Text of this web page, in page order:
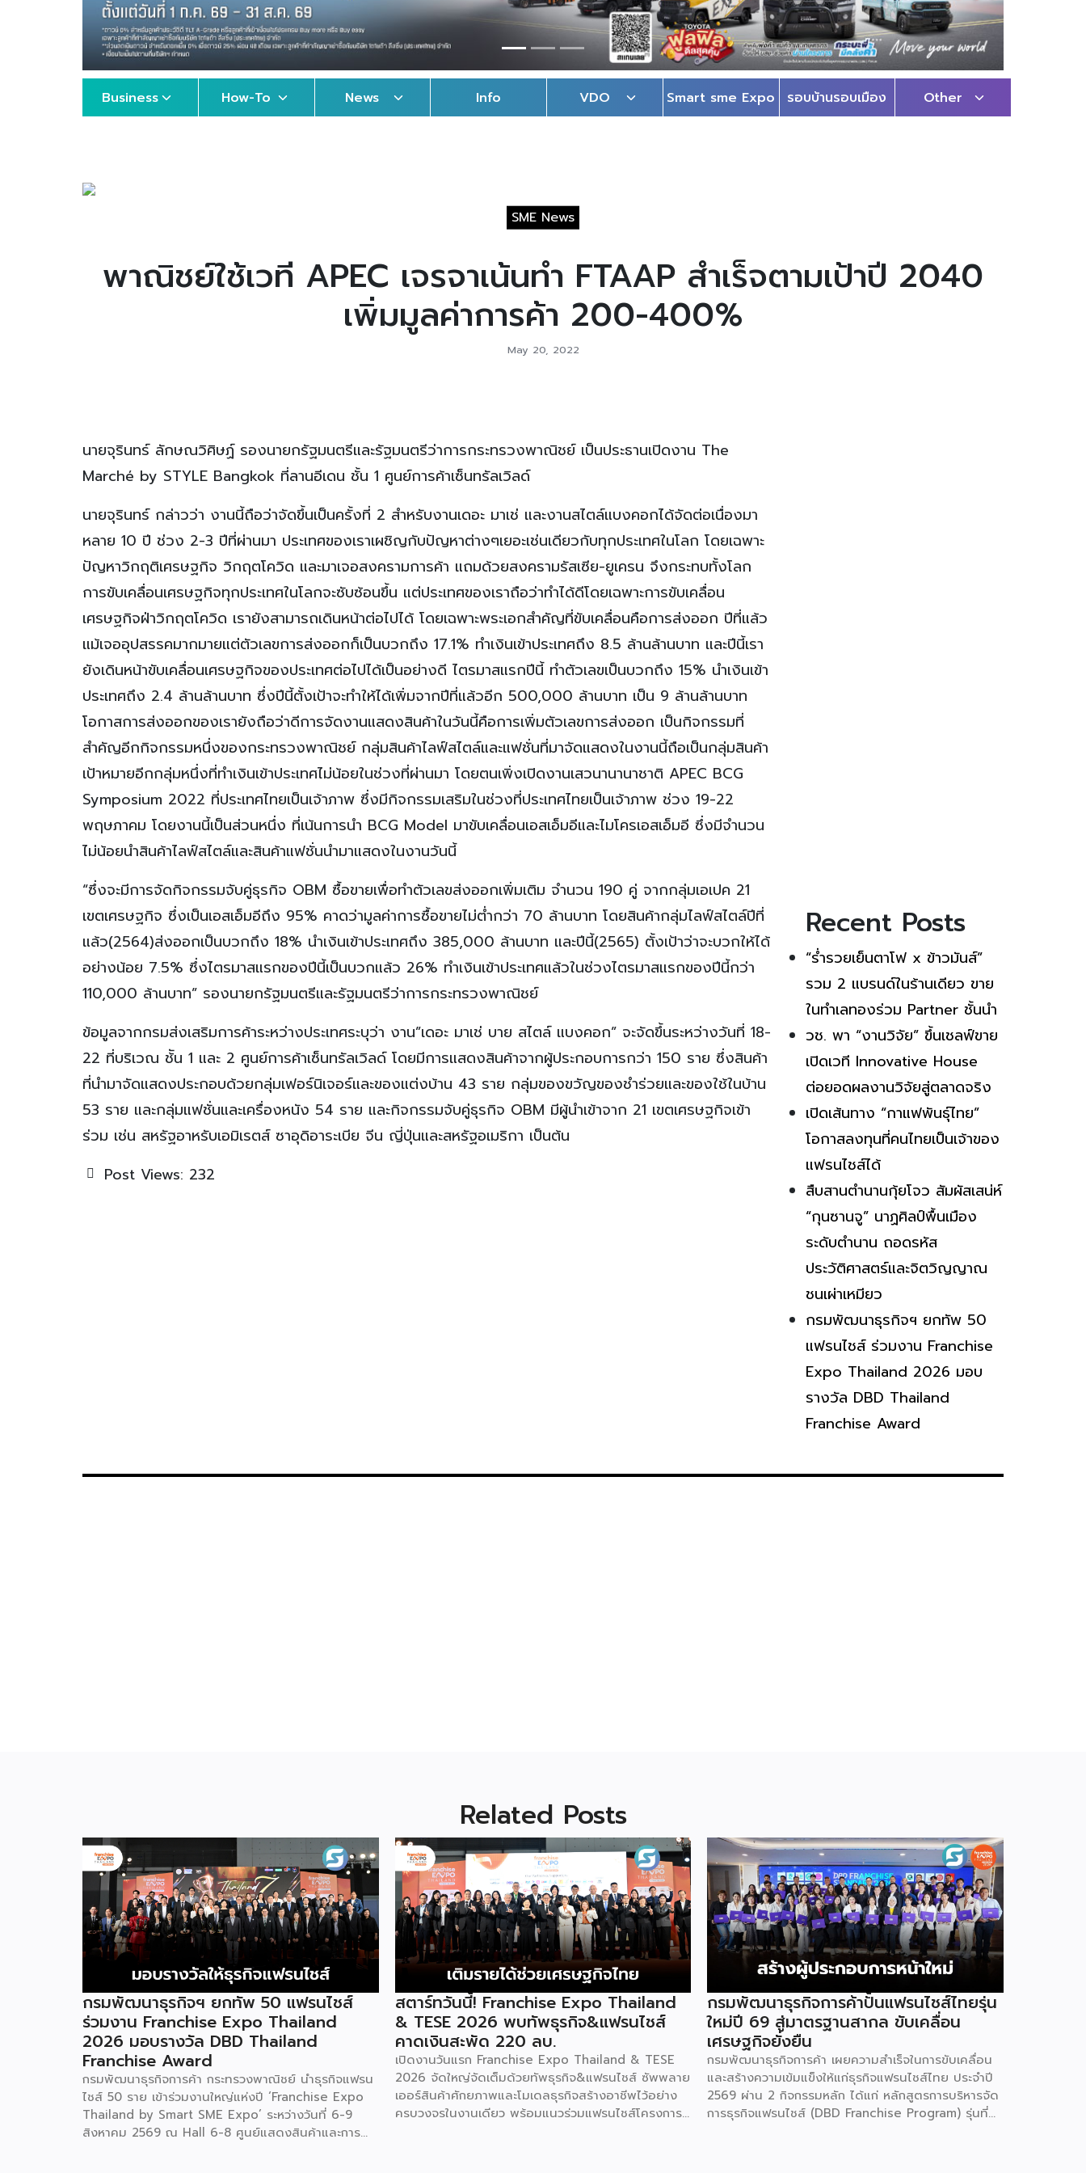
Business How-To News Info VDO Smart sme Expo รอบบ้านรอบเมือง Other
SME News
พาณิชย์ใช้เวที APEC เจรจาเน้นทำ FTAAP สำเร็จตามเป้าปี 2040
เพิ่มมูลค่าการค้า 200-400%
May 20, 2022
นายจุรินทร์ ลักษณวิศิษฏ์ รองนายกรัฐมนตรีและรัฐมนตรีว่าการกระทรวงพาณิชย์ เป็นประธานเปิดงาน The
Marché by STYLE Bangkok ที่ลานอีเดน ชั้น 1 ศูนย์การค้าเซ็นทรัลเวิลด์
นายจุรินทร์ กล่าวว่า งานนี้ถือว่าจัดขึ้นเป็นครั้งที่ 2 สำหรับงานเดอะ มาเช่ และงานสไตล์แบงคอกได้จัดต่อเนื่องมา
หลาย 10 ปี ช่วง 2-3 ปีที่ผ่านมา ประเทศของเราเผชิญกับปัญหาต่างๆเยอะเช่นเดียวกับทุกประเทศในโลก โดยเฉพาะ
ปัญหาวิกฤติเศรษฐกิจ วิกฤตโควิด และมาเจอสงครามการค้า แถมด้วยสงครามรัสเซีย-ยูเครน จึงกระทบทั้งโลก
การขับเคลื่อนเศรษฐกิจทุกประเทศในโลกจะซับซ้อนขึ้น แต่ประเทศของเราถือว่าทำได้ดีโดยเฉพาะการขับเคลื่อน
เศรษฐกิจฝ่าวิกฤตโควิด เรายังสามารถเดินหน้าต่อไปได้ โดยเฉพาะพระเอกสำคัญที่ขับเคลื่อนคือการส่งออก ปีที่แล้ว
แม้เจออุปสรรคมากมายแต่ตัวเลขการส่งออกก็เป็นบวกถึง 17.1% ทำเงินเข้าประเทศถึง 8.5 ล้านล้านบาท และปีนี้เรา
ยังเดินหน้าขับเคลื่อนเศรษฐกิจของประเทศต่อไปได้เป็นอย่างดี ไตรมาสแรกปีนี้ ทำตัวเลขเป็นบวกถึง 15% นำเงินเข้า
ประเทศถึง 2.4 ล้านล้านบาท ซึ่งปีนี้ตั้งเป้าจะทำให้ได้เพิ่มจากปีที่แล้วอีก 500,000 ล้านบาท เป็น 9 ล้านล้านบาท
โอกาสการส่งออกของเรายังถือว่าดีการจัดงานแสดงสินค้าในวันนี้คือการเพิ่มตัวเลขการส่งออก เป็นกิจกรรมที่
สำคัญอีกกิจกรรมหนึ่งของกระทรวงพาณิชย์ กลุ่มสินค้าไลฟ์สไตล์และแฟชั่นที่มาจัดแสดงในงานนี้ถือเป็นกลุ่มสินค้า
เป้าหมายอีกกลุ่มหนึ่งที่ทำเงินเข้าประเทศไม่น้อยในช่วงที่ผ่านมา โดยตนเพิ่งเปิดงานเสวนานานาชาติ APEC BCG
Symposium 2022 ที่ประเทศไทยเป็นเจ้าภาพ ซึ่งมีกิจกรรมเสริมในช่วงที่ประเทศไทยเป็นเจ้าภาพ ช่วง 19-22
พฤษภาคม โดยงานนี้เป็นส่วนหนึ่ง ที่เน้นการนำ BCG Model มาขับเคลื่อนเอสเอ็มอีและไมโครเอสเอ็มอี ซึ่งมีจำนวน
ไม่น้อยนำสินค้าไลฟ์สไตล์และสินค้าแฟชั่นนำมาแสดงในงานวันนี้
“ซึ่งจะมีการจัดกิจกรรมจับคู่ธุรกิจ OBM ซื้อขายเพื่อทำตัวเลขส่งออกเพิ่มเติม จำนวน 190 คู่ จากกลุ่มเอเปค 21
เขตเศรษฐกิจ ซึ่งเป็นเอสเอ็มอีถึง 95% คาดว่ามูลค่าการซื้อขายไม่ต่ำกว่า 70 ล้านบาท โดยสินค้ากลุ่มไลฟ์สไตล์ปีที่
แล้ว(2564)ส่งออกเป็นบวกถึง 18% นำเงินเข้าประเทศถึง 385,000 ล้านบาท และปีนี้(2565) ตั้งเป้าว่าจะบวกให้ได้
อย่างน้อย 7.5% ซึ่งไตรมาสแรกของปีนี้เป็นบวกแล้ว 26% ทำเงินเข้าประเทศแล้วในช่วงไตรมาสแรกของปีนี้กว่า
110,000 ล้านบาท” รองนายกรัฐมนตรีและรัฐมนตรีว่าการกระทรวงพาณิชย์
ข้อมูลจากกรมส่งเสริมการค้าระหว่างประเทศระบุว่า งาน”เดอะ มาเช่ บาย สไตล์ แบงคอก” จะจัดขึ้นระหว่างวันที่ 18-
22 ที่บริเวณ ช้ัน 1 และ 2 ศูนย์การค้าเซ็นทรัลเวิลด์ โดยมีการแสดงสินค้าจากผู้ประกอบการกว่า 150 ราย ซึ่งสินค้า
ที่นำมาจัดแสดงประกอบด้วยกลุ่มเฟอร์นิเจอร์และของแต่งบ้าน 43 ราย กลุ่มของขวัญของชำร่วยและของใช้ในบ้าน
53 ราย และกลุ่มแฟชั่นและเครื่องหนัง 54 ราย และกิจกรรมจับคู่ธุรกิจ OBM มีผู้นำเข้าจาก 21 เขตเศรษฐกิจเข้า
ร่วม เช่น สหรัฐอาหรับเอมิเรตส์ ซาอุดิอาระเบีย จีน ญี่ปุ่นและสหรัฐอเมริกา เป็นต้น
Post Views: 232
Recent Posts
“ร่ำรวยเย็นตาโฟ x ข้าวมันส์”
รวม 2 แบรนด์ในร้านเดียว ขาย
ในทำเลทองร่วม Partner ชั้นนำ
วช. พา “งานวิจัย” ขึ้นเชลฟ์ขาย
เปิดเวที Innovative House
ต่อยอดผลงานวิจัยสู่ตลาดจริง
เปิดเส้นทาง “กาแฟพันธุ์ไทย”
โอกาสลงทุนที่คนไทยเป็นเจ้าของ
แฟรนไชส์ได้
สืบสานตำนานกุ้ยโจว สัมผัสเสน่ห์
“กุนซานจู” นาฏศิลป์พื้นเมือง
ระดับตำนาน ถอดรหัส
ประวัติศาสตร์และจิตวิญญาณ
ชนเผ่าเหมียว
กรมพัฒนาธุรกิจฯ ยกทัพ 50
แฟรนไชส์ ร่วมงาน Franchise
Expo Thailand 2026 มอบ
รางวัล DBD Thailand
Franchise Award
Related Posts
กรมพัฒนาธุรกิจฯ ยกทัพ 50 แฟรนไชส์
ร่วมงาน Franchise Expo Thailand
2026 มอบรางวัล DBD Thailand
Franchise Award
กรมพัฒนาธุรกิจการค้า กระทรวงพาณิชย์ นำธุรกิจแฟรน
ไชส์ 50 ราย เข้าร่วมงานใหญ่แห่งปี ‘Franchise Expo
Thailand by Smart SME Expo’ ระหว่างวันที่ 6-9
สิงหาคม 2569 ณ Hall 6-8 ศูนย์แสดงสินค้าและการ
สตาร์ทวันนี้! Franchise Expo Thailand
& TESE 2026 พบทัพธุรกิจ&แฟรนไชส์
คาดเงินสะพัด 220 ลบ.
เปิดงานวันแรก Franchise Expo Thailand & TESE
2026 จัดใหญ่จัดเต็มด้วยทัพธุรกิจ&แฟรนไชส์ ซัพพลาย
เออร์สินค้าศักยภาพและโมเดลธุรกิจสร้างอาชีพไว้อย่าง
ครบวงจรในงานเดียว พร้อมแนวร่วมแฟรนไชส์โครงการ
กรมพัฒนาธุรกิจการค้าปั้นแฟรนไชส์ไทยรุ่น
ใหม่ปี 69 สู่มาตรฐานสากล ขับเคลื่อน
เศรษฐกิจยั่งยืน
กรมพัฒนาธุรกิจการค้า เผยความสำเร็จในการขับเคลื่อน
และสร้างความเข้มแข็งให้แก่ธุรกิจแฟรนไชส์ไทย ประจำปี
2569 ผ่าน 2 กิจกรรมหลัก ได้แก่ หลักสูตรการบริหารจัด
การธุรกิจแฟรนไชส์ (DBD Franchise Program) รุ่นที่